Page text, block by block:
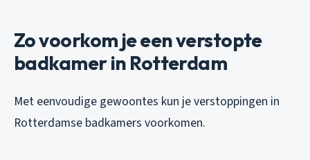
Zo voorkom je een verstopte
badkamer in Rotterdam
Met eenvoudige gewoontes kun je verstoppingen in
Rotterdamse badkamers voorkomen.